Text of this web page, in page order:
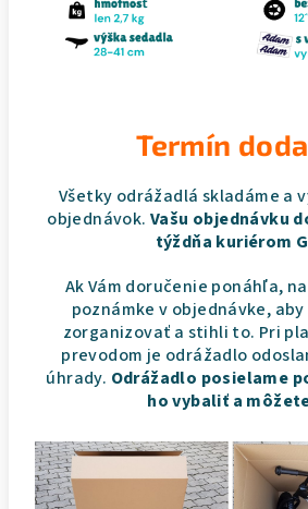
Termín
Všetky odrážadlá skladáme a
objednávok. Vašu objednávku
týždňa kuriérom
Ak Vám doručenie ponáhľa,
poznámke v objednávke,
zorganizovať a stihli to. Pri
prevodom je odrážadlo
úhrady. Odrážadlo posielame
ho vybaliť a